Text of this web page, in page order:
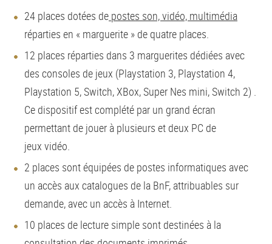
24 places dotées de postes son, vidéo, multimédia
réparties en « marguerite » de quatre places.
12 places réparties dans 3 marguerites dédiées avec
des consoles de jeux (Playstation 3, Playstation 4,
Playstation 5, Switch, XBox, Super Nes mini, Switch 2) .
Ce dispositif est complété par un grand écran
permettant de jouer à plusieurs et deux PC de
jeux vidéo.
2 places sont équipées de postes informatiques avec
un accès aux catalogues de la BnF, attribuables sur
demande, avec un accès à Internet.
10 places de lecture simple sont destinées à la